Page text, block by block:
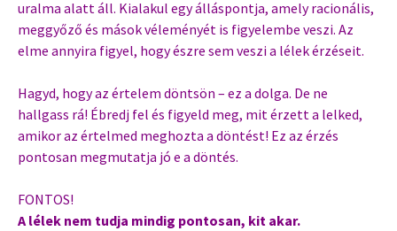
uralma alatt áll. Kialakul egy álláspontja, amely racionális,
meggyőző és mások véleményét is figyelembe veszi. Az
elme annyira figyel, hogy észre sem veszi a lélek érzéseit.
Hagyd, hogy az értelem döntsön – ez a dolga. De ne
hallgass rá! Ébredj fel és figyeld meg, mit érzett a lelked,
amikor az értelmed meghozta a döntést! Ez az érzés
pontosan megmutatja jó e a döntés.
FONTOS!
A lélek nem tudja mindig pontosan, kit akar.